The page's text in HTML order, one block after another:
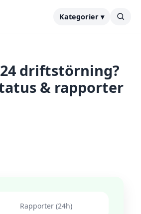
Kategorier ▾
driftstörning?
& rapporter
Rapporter (24h)